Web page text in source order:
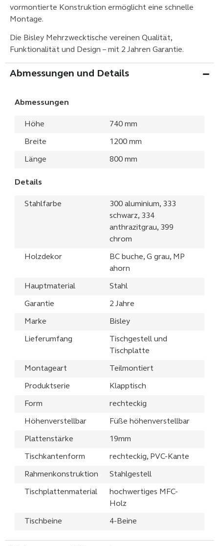
vormontierte Konstruktion ermöglicht eine schnelle
Montage.
Die Bisley Mehrzwecktische vereinen Qualität,
Funktionalität und Design – mit 2 Jahren Garantie.
Abmessungen und Details
Abmessungen
Höhe 740 mm
Breite 1200 mm
Länge 800 mm
Details
Stahlfarbe
300 aluminium, 333
schwarz, 334
anthrazitgrau, 399
chrom
Holzdekor
BC buche, G grau, MP
ahorn
Hauptmaterial Stahl
Garantie 2 Jahre
Marke Bisley
Lieferumfang
Tischgestell und
Tischplatte
Montageart Teilmontiert
Produktserie Klapptisch
Form rechteckig
Höhenverstellbar Füße höhenverstellbar
Plattenstärke 19mm
Tischkantenform rechteckig, PVC-Kante
Rahmenkonstruktion Stahlgestell
Tischplattenmaterial
hochwertiges MFC-
Holz
Tischbeine 4-Beine